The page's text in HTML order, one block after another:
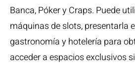
Banca, Póker y Craps. Puede
máquinas de slots, presentarla
gastronomía y hotelería para
acceder a espacios exclusivos